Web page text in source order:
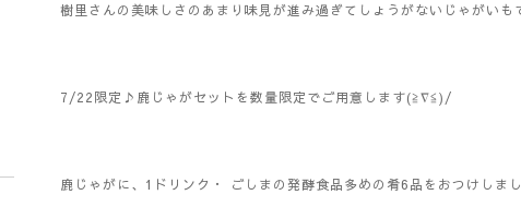
樹里さんの美味しさのあまり味見が進み過ぎてしょうがないじゃがいも
7/22限定♪鹿じゃがセットを数量限定でご用意します(≧∇≦)/
鹿じゃがに、1ドリンク・ ごしまの発酵食品多めの肴6品をおつけしま